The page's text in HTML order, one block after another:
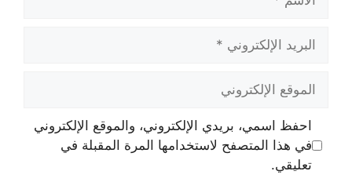
البريد
الإلكتروني
الموقع
الإلكتروني
احفظ اسمي، بريدي الإلكتروني، والموقع الإلكتروني
في هذا المتصفح لاستخدامها المرة المقبلة في
تعليقي.